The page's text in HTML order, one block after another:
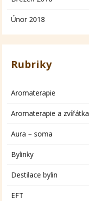
Únor 2018
Rubriky
Aromaterapie
Aromaterapie a zvířátka
Aura – soma
Bylinky
Destilace bylin
EFT